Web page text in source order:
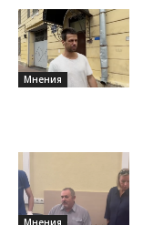
Мнения
Мнения